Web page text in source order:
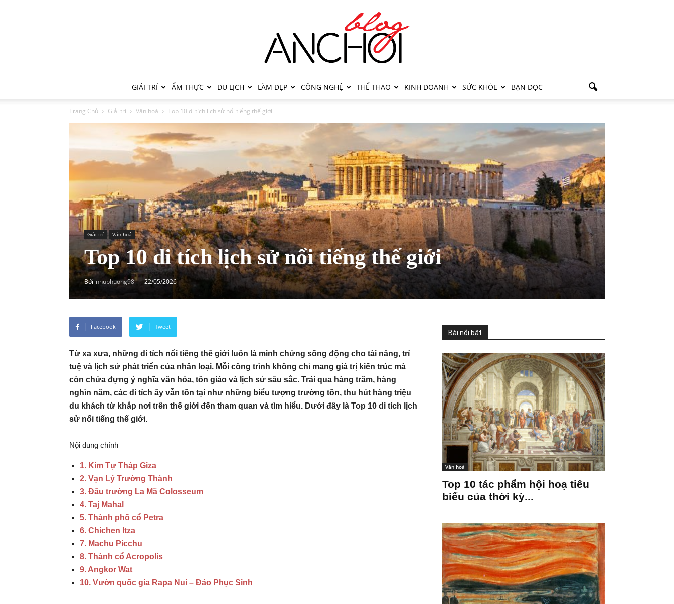
GIẢI TRÍ ẨM THỰC DU LỊCH LÀM ĐẸP CÔNG NGHỆ THỂ THAO KINH DOANH SỨC KHỎE BẠN ĐỌC
Trang Chủ Giải trí Văn hoá Top 10 di tích lịch sử nổi tiếng thế giới
Giải trí Văn hoá
Top 10 di tích lịch sử nổi tiếng thế giới
Bởi nhuphuong98 - 22/05/2026
Facebook Tweet
Từ xa xưa, những di tích nổi tiếng thế giới luôn là minh chứng sống động cho tài năng, trí
tuệ và lịch sử phát triển của nhân loại. Mỗi công trình không chỉ mang giá trị kiến trúc mà
còn chứa đựng ý nghĩa văn hóa, tôn giáo và lịch sử sâu sắc. Trải qua hàng trăm, hàng
nghìn năm, các di tích ấy vẫn tồn tại như những biểu tượng trường tồn, thu hút hàng triệu
du khách từ khắp nơi trên thế giới đến tham quan và tìm hiểu. Dưới đây là Top 10 di tích lịch
sử nổi tiếng thế giới.
Nội dung chính
1. Kim Tự Tháp Giza
2. Vạn Lý Trường Thành
3. Đấu trường La Mã Colosseum
4. Taj Mahal
5. Thành phố cổ Petra
6. Chichen Itza
7. Machu Picchu
8. Thành cổ Acropolis
9. Angkor Wat
10. Vườn quốc gia Rapa Nui – Đảo Phục Sinh
Bài nổi bật
Văn hoá
Top 10 tác phẩm hội hoạ tiêu
biểu của thời kỳ...